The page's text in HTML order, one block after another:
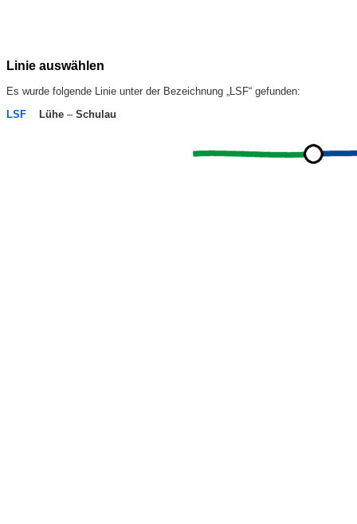
Linie auswählen
Es wurde folgende Linie unter der Bezeichnung „LSF“ gefunden:
LSF
Lühe – Schulau